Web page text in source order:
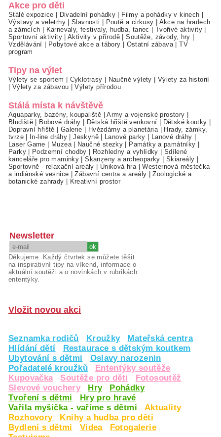
Akce pro děti
Stálé expozice Divadelní pohádky Filmy a pohádky v kinech
Výstavy a veletrhy|Slavnosti Poutě a cirkusy
Akce na hradech
a zámcích
Karnevaly, festivaly, hudba, tanec Tvořivé aktivity
Sportovní aktivity|Aktivity v přírodě |Soutěže, závody, hry
Vzdělávání
Pobytové akce a tábory Ostatní zábava|TV
program
Tipy na výlet
Výlety se sportem Cyklotrasy Naučné výlety
Výlety za historií
Výlety za zábavou |Výlety přírodou
Stálá místa k návštěvě
Aquaparky, bazény, koupaliště |Army a vojenské prostory
Bludiště
Bobové dráhy Dětská hřiště venkovní Dětské koutky
Dopravní hřiště
Galerie Hvězdárny a planetária|
Hrady, zámky,
tvrze| In-line dráhy |Jeskyně| Lanové parky Lanové dráhy
Laser Game
Muzea| Naučné stezky Památky a památníky
Parky| Podzemní chodby Rozhledny a vyhlídky
Sdílené
kanceláře pro maminky |Skanzeny a archeoparky Skiareály
Sportovně - relaxační areály
Úniková hra|Westernová městečka
a indiánské vesnice |Zábavní centra a areály |Zoologické a
botanické zahrady
Kreativní prostor
Newsletter
Děkujeme. Každý čtvrtek se můžete těšit
na inspirativní tipy na víkend, informace o
aktuální soutěži a o novinkách v rubrikách
ententýky.
Vložit novou akci
Seznamka rodičů Kroužky
Mateřská centra
Hlídání dětí
Restaurace s dětským koutkem
Ubytování s dětmi
Oslavy narozenin
Pořadatelé kroužků
Ententýky soutěže
Kupovačka
Soutěže pro děti
Fotosoutěž
Slevové vouchery
Hry
Pohádky
Tvoření s dětmi
Hry pro hravé
Vařila myšička - vaříme s dětmi
Aktuality
Rozhovory
Knihy a hudba pro děti
Bydlení s dětmi
Videa
Fotogalerie